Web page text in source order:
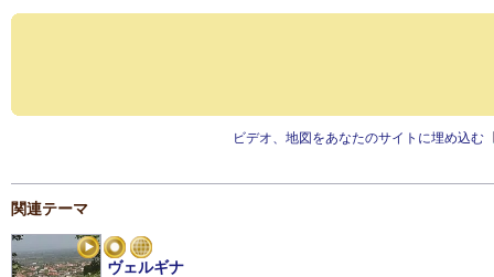
ビデオ、地図をあなたのサイトに埋め込む
関連テーマ
ヴェルギナ